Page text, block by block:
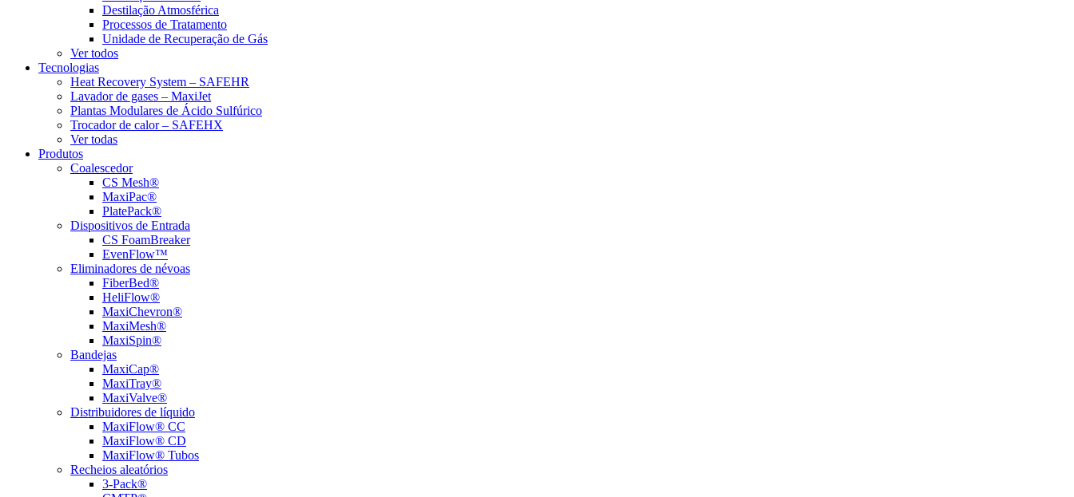
Destilação Atmosférica
Processos de Tratamento
Unidade de Recuperação de Gás
Ver todos
Tecnologias
Heat Recovery System – SAFEHR
Lavador de gases – MaxiJet
Plantas Modulares de Ácido Sulfúrico
Trocador de calor – SAFEHX
Ver todas
Produtos
Coalescedor
CS Mesh®
MaxiPac®
PlatePack®
Dispositivos de Entrada
CS FoamBreaker
EvenFlow™
Eliminadores de névoas
FiberBed®
HeliFlow®
MaxiChevron®
MaxiMesh®
MaxiSpin®
Bandejas
MaxiCap®
MaxiTray®
MaxiValve®
Distribuidores de líquido
MaxiFlow® CC
MaxiFlow® CD
MaxiFlow® Tubos
Recheios aleatórios
3-Pack®